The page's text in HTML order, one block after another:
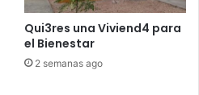
Qui3res una Viviend4 para
el Bienestar
2 semanas ago